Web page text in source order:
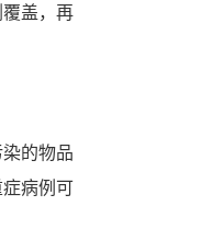
盖，再
的物品
病例可